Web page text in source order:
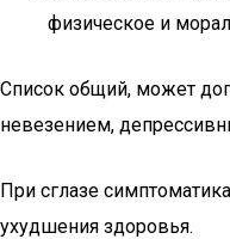
физическое и
Список общий, может
невезением,
При сглазе
ухудшения здоровья.